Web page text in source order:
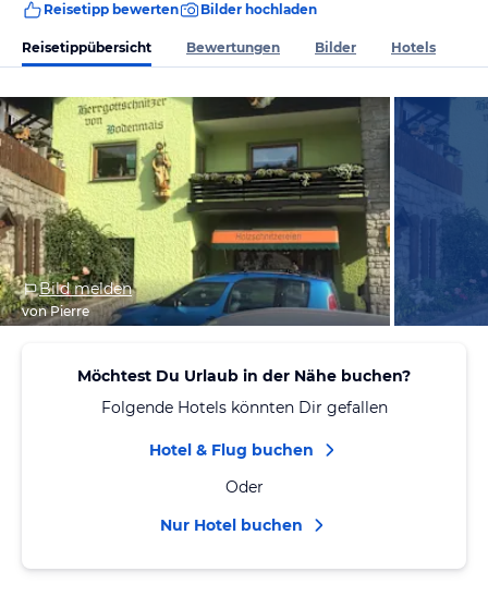
Reisetipp bewerten Bilder hochladen
Reisetippübersicht Bewertungen Bilder Hotels
Bild melden
von Pierre
Möchtest Du Urlaub in der Nähe buchen?
Folgende Hotels könnten Dir gefallen
Hotel & Flug buchen
Oder
Nur Hotel buchen